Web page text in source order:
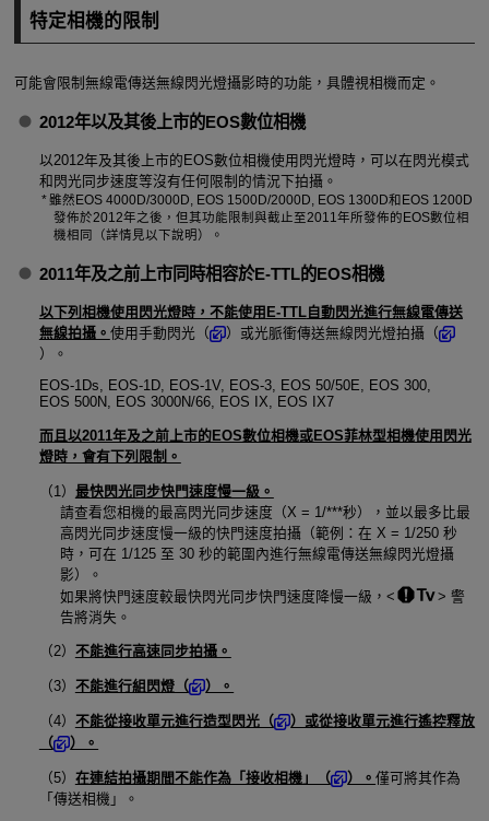
特定相機的限制
可能會限制無線電傳送無線閃光燈攝影時的功能，具體視相機而定。
2012年以及其後上市的EOS數位相機
以2012年及其後上市的EOS數位相機使用閃光燈時，可以在閃光模式
和閃光同步速度等沒有任何限制的情況下拍攝。
雖然 EOS 4000D/3000D EOS 1500D/2000D EOS 1300D和
EOS 1200D
發佈於2012年之後，但其功能限制與截止至2011年所發佈的EOS數位相
機相同（詳情見以下說明）。
2011年及之前上市同時相容於E-TTL的EOS相機
以下列相機使用閃光燈時，不能使用 E-TTL自動閃光進行無線電傳送
無線拍攝。 使用手動閃光（
）或光脈衝傳送無線閃光燈拍攝（
）。
EOS-1Ds, EOS-1D, EOS-1V, EOS-3, EOS 50/50E, EOS 300,
EOS 500N, EOS 3000N/66, EOS IX, EOS IX7
而且以2011年及之前上市的EOS數位相機或EOS菲林型相機使用閃光
燈時，會有下列限制。
（1） 最快閃光同步快門速度慢一級。
請查看您相機的最高閃光同步速度（X = 1/***秒），並以最多比最
高閃光同步速度慢一級的快門速度拍攝（範例：在 X = 1/250 秒
時，可在 1/125 至 30 秒的範圍內進行無線電傳送無線閃光燈攝
影）。
如果將快門速度較最快閃光同步快門速度降慢一級，
警
告將消失。
（2） 不能進行高速同步拍攝。
（3） 不能進行組閃燈（ ）。
（4） 不能從接收單元進行造型閃光（
）或從接收單元進行遙控釋放
（
）。
（5） 在連結拍攝期間不能作為「接收相機」（ ）。僅可將其作為
「傳送相機」。